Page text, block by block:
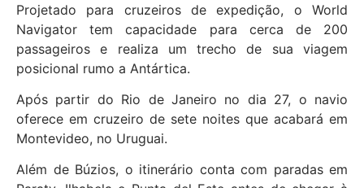
Projetado para cruzeiros de expedição, o World
Navigator tem capacidade para cerca de 200
passageiros e realiza um trecho de sua viagem
posicional rumo a Antártica.
Após partir do Rio de Janeiro no dia 27, o navio
oferece em cruzeiro de sete noites que acabará em
Montevideo, no Uruguai.
Além de Búzios, o itinerário conta com paradas em